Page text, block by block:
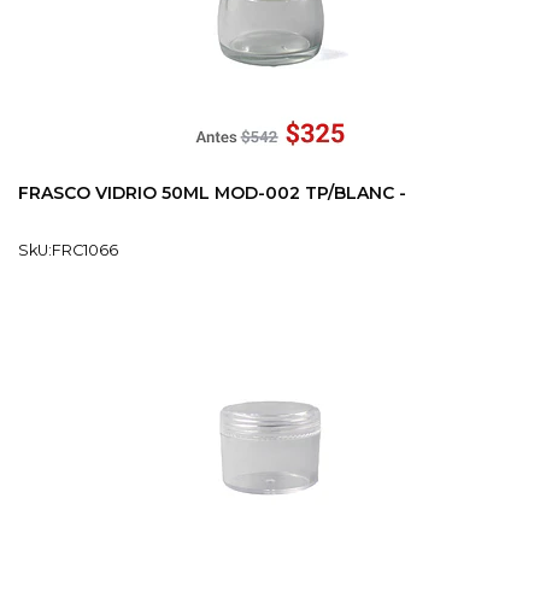
FRASCO VIDRIO 50ML MOD-002 TP/BLANC -
SkU:FRC1066